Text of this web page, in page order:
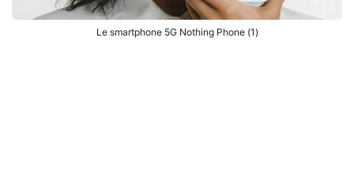
Le smartphone 5G Nothing Phone (1)